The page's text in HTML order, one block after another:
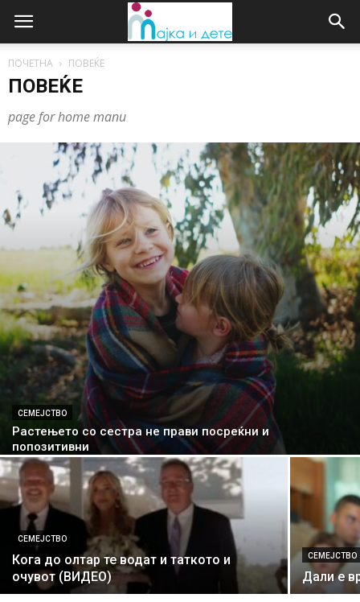
ПОЧЕТНА ПОВЕЌЕ
ПОВЕЌЕ
page for home manu
СЕМЕЈСТВО
Растењето со сестра не прави посреќни и
попозитивни
СЕМЕЈСТВО
Кога до олтар те водат и таткото и
очувот (ВИДЕО)
СЕМЕЈСТВО
Дали е